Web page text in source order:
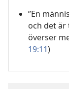
”En
och det
överser
19:11)